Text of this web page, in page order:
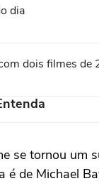
dia
dois filmes de
se tornou
é de Michael